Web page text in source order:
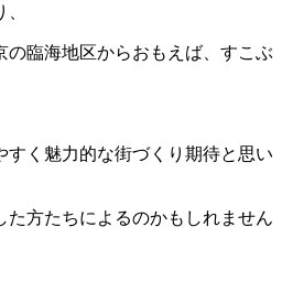
の臨海地区からおもえば、すこぶ
すく魅力的な街づくり期待と思い
た方たちによるのかもしれません